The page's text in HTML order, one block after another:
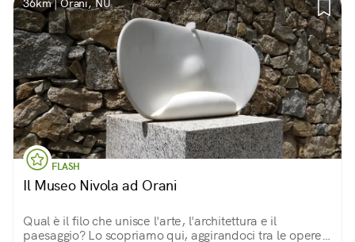
36km | Orani, NU
FLASH
Il Museo Nivola ad Orani
Qual è il filo che unisce l'arte, l'architettura e il
paesaggio? Lo scopriamo qui, aggirandoci tra le opere